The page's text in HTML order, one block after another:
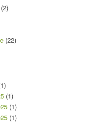
(22)
(1)
(1)
(1)